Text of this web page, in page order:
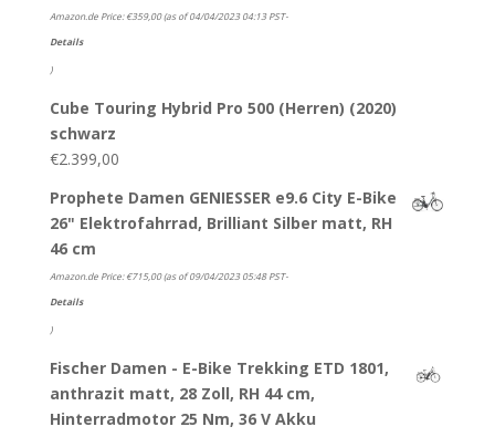
Amazon.de Price:€359,00(as of 04/04/2023 04:13 PST-
Details
)
Cube Touring Hybrid Pro 500 (Herren) (2020)
schwarz
€2.399,00
Prophete Damen GENIESSER e9.6 City E-Bike
26" Elektrofahrrad, Brilliant Silber matt, RH
46 cm
Amazon.de Price:€715,00(as of 09/04/2023 05:48 PST-
Details
)
Fischer Damen - E-Bike Trekking ETD 1801,
anthrazit matt, 28 Zoll, RH 44 cm,
Hinterradmotor 25 Nm, 36 V Akku